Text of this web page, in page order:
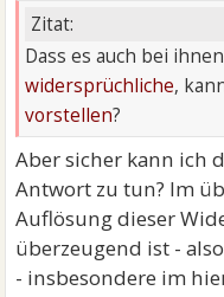
Zitat:
Dass es auch bei
widersprüchliche,
vorstellen?
Aber sicher kann ich
Antwort zu tun? Im
Auflösung dieser
überzeugend ist -
- insbesondere im